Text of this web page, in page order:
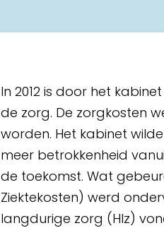
In 2012 is door het
de zorg. De zorgkosten
worden. Het kabinet
meer betrokkenheid
de toekomst. Wat
Ziektekosten) werd
langdurige zorg (Hlz)